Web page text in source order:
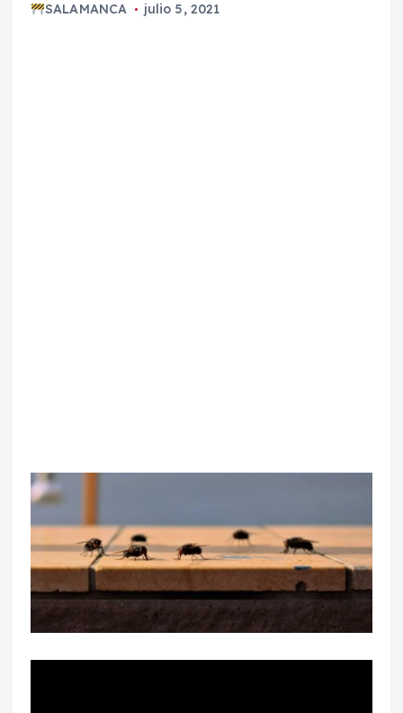
SALAMANCA julio 5, 2021